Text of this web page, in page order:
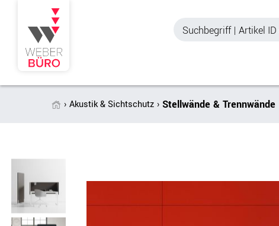
Akustik Deckensegel &
Wandpaneele
Büro Schrankwände
Akustik & Sichtschutz Stellwände & Trennwände